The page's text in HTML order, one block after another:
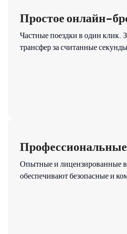
Простое онлайн-
Частные поездки в один клик.
трансфер за считанные
Опытные и лицензированные
обеспечивают безопасные и